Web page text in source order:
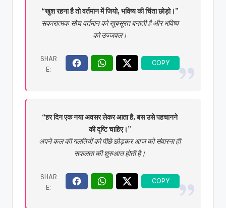
“खुश रहना है तो वर्तमान में जियो, भविष्य की चिंता छोड़ो।”
सकारात्मक सोच वर्तमान को खूबसूरत बनाती है और भविष्य
को उज्जवल।
“हर दिन एक नया अवसर लेकर आता है, बस उसे पहचानने
की दृष्टि चाहिए।”
अपने कल की गलतियों को पीछे छोड़कर आज को संवारना ही
सफलता की शुरुआत होती है।